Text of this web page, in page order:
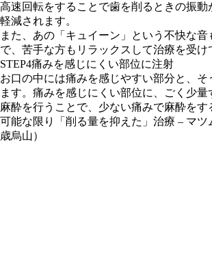
高速回転をすることで歯を削るときの振動
軽減されます。
また、あの「キュイーン」という不快な
で、苦手な方もリラックスして治療を受け
STEP4痛みを感じにくい部位に注射
お口の中には痛みを感じやすい部分と、そ
ます。痛みを感じにくい部位に、ごく少
麻酔を行うことで、少ない痛みで麻酔をす
可能な限り「削る量を抑えた」治療 – マツ
歳烏山）